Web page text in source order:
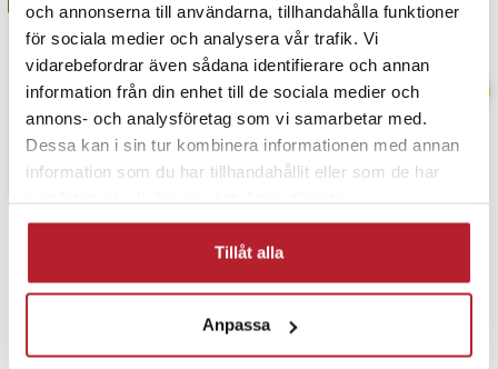
och annonserna till användarna, tillhandahålla funktioner
för sociala medier och analysera vår trafik. Vi
vidarebefordrar även sådana identifierare och annan
information från din enhet till de sociala medier och
annons- och analysföretag som vi samarbetar med.
Dessa kan i sin tur kombinera informationen med annan
information som du har tillhandahållit eller som de har
Tillåt alla
Anpassa
PRISGARANTI